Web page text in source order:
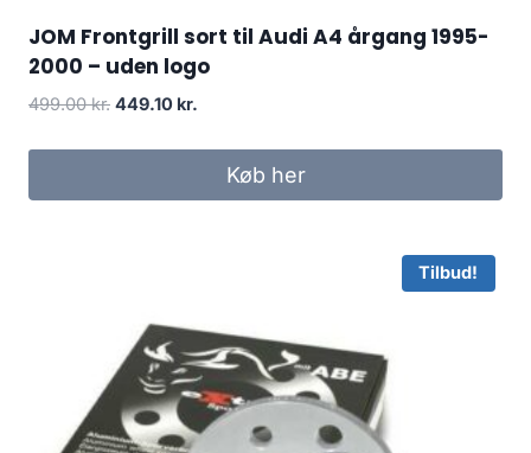
JOM Frontgrill sort til Audi A4 årgang 1995-
2000 – uden logo
499.00kr. Den
449.10 kr.
Køb her
Tilbud!